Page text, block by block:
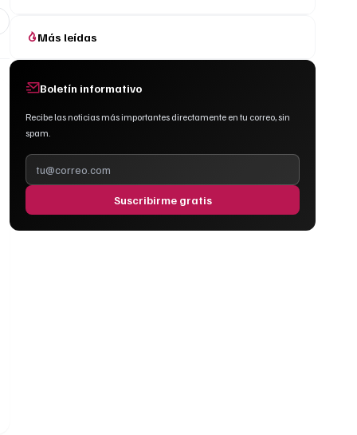
Más leídas
Boletín informativo
Recibe las noticias más importantes directamente en tu correo, sin
spam.
Suscribirme gratis